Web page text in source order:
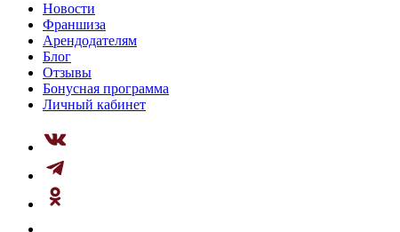
Новости
Франшиза
Арендодателям
Блог
Отзывы
Бонусная программа
Личный кабинет